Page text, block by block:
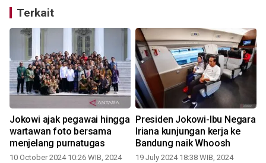
Terkait
Jokowi ajak pegawai hingga
wartawan foto bersama
menjelang purnatugas
10 October 2024 10:26 WIB, 2024
Presiden Jokowi-Ibu Negara
Iriana kunjungan kerja ke
Bandung naik Whoosh
19 July 2024 18:38 WIB, 2024